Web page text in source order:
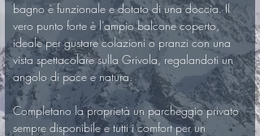
bagno è funzionale e dotato di una doccia. Il
vero punto forte è l’ampio balcone coperto,
ideale per gustare colazioni o pranzi con una
vista spettacolare sulla Grivola, regalandoti un
angolo di pace e natura.
Completano la proprietà un parcheggio privato
sempre disponibile e tutti i comfort per un